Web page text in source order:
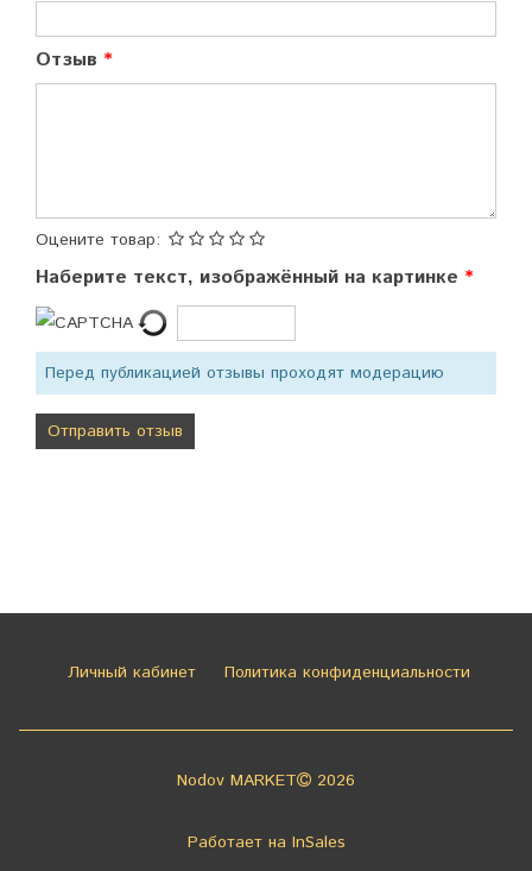
Отзыв
Оцените товар:
Наберите текст, изображённый на картинке
Перед публикацией отзывы проходят модерацию
Личный кабинет Политика конфиденциальности
Nodov MARKET 2026
Работает на InSales